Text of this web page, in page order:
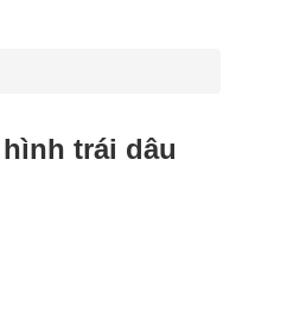
trái dâu